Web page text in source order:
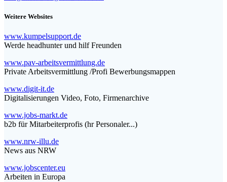
Weitere Websites
www.kumpelsupport.de
Werde headhunter und hilf Freunden
www.pav-arbeitsvermittlung.de
Private Arbeitsvermittlung /Profi Bewerbungsmappen
www.digit-it.de
Digitalisierungen Video, Foto, Firmenarchive
www.jobs-markt.de
b2b für Mitarbeiterprofis (hr Personaler...)
www.nrw-illu.de
News aus NRW
www.jobscenter.eu
Arbeiten in Europa